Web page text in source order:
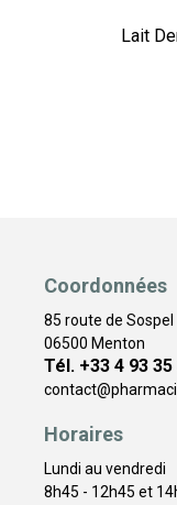
Lait
Coordonnées
85 route de Sospel
06500 Menton
Tél. +33 4 93 35
contact@
Horaires
Lundi au vendredi
8h45 - 12h45 et